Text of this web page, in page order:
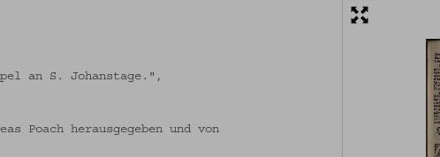
an S. Johanstage.",
Poach herausgegeben und von